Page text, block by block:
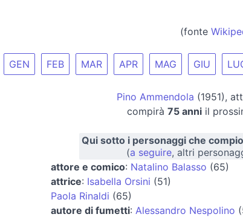
(fonte
GEN FEB MAR APR MAG GIU
Pino Ammendola (1951),
compirà 75 anniil
Qui sotto i personaggi che
(a seguire, altri
attore e comico: Natalino Balasso (65)
attrice: Isabella Orsini (51)
Paola Rinaldi (65)
autore di fumetti: Alessandro Nespolino